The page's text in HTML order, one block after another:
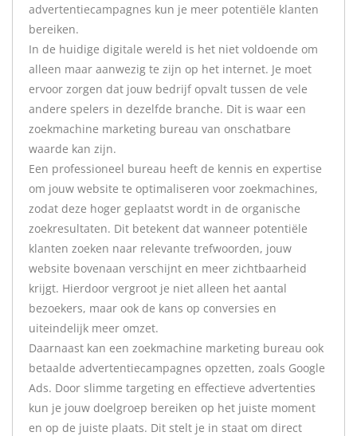
advertentiecampagnes kun je meer potentiële klanten
bereiken.
In de huidige digitale wereld is het niet voldoende om
alleen maar aanwezig te zijn op het internet. Je moet
ervoor zorgen dat jouw bedrijf opvalt tussen de vele
andere spelers in dezelfde branche. Dit is waar een
zoekmachine marketing bureau van onschatbare
waarde kan zijn.
Een professioneel bureau heeft de kennis en expertise
om jouw website te optimaliseren voor zoekmachines,
zodat deze hoger geplaatst wordt in de organische
zoekresultaten. Dit betekent dat wanneer potentiële
klanten zoeken naar relevante trefwoorden, jouw
website bovenaan verschijnt en meer zichtbaarheid
krijgt. Hierdoor vergroot je niet alleen het aantal
bezoekers, maar ook de kans op conversies en
uiteindelijk meer omzet.
Daarnaast kan een zoekmachine marketing bureau ook
betaalde advertentiecampagnes opzetten, zoals Google
Ads. Door slimme targeting en effectieve advertenties
kun je jouw doelgroep bereiken op het juiste moment
en op de juiste plaats. Dit stelt je in staat om direct